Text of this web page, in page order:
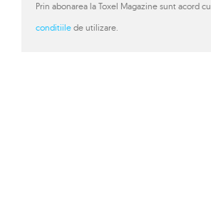
Prin abonarea la Toxel Magazine sunt acord cu
conditiile de utilizare.